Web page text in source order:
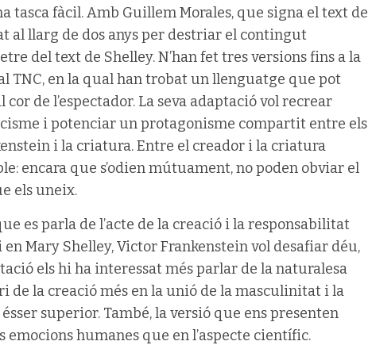
tasca fàcil. Amb Guillem Morales, que signa el text de
al llarg de dos anys per destriar el contingut
del text de Shelley. N’han fet tres versions fins a la
TNC, en la qual han trobat un llenguatge que pot
de l’espectador. La seva adaptació vol recrear
i potenciar un protagonisme compartit entre els
i la criatura. Entre el creador i la criatura
encara que s’odien mútuament, no poden obviar el
els uneix.
es parla de l’acte de la creació i la responsabilitat
Mary Shelley, Victor Frankenstein vol desafiar déu,
els hi ha interessat més parlar de la naturalesa
de la creació més en la unió de la masculinitat i la
superior. També, la versió que ens presenten
emocions humanes que en l’aspecte científic.